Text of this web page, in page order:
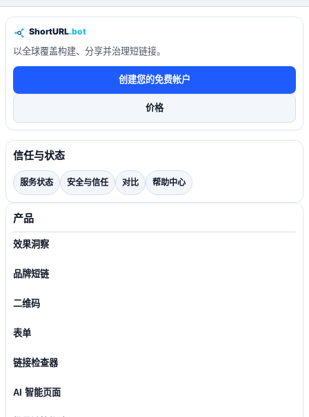
以全球覆盖构建、分享并治理短链接。
创建您的免费帐户
价格
信任与状态
服务状态 安全与信任 对比 帮助中心
产品
效果洞察
品牌短链
二维码
表单
链接检查器
AI 智能页面